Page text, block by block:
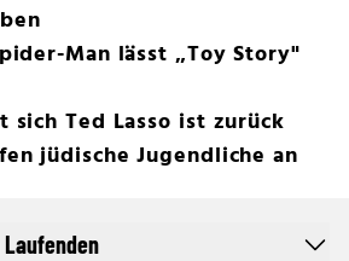
Man lässt „Toy Story"
sich Ted Lasso ist zurück
jüdische Jugendliche an
Laufenden